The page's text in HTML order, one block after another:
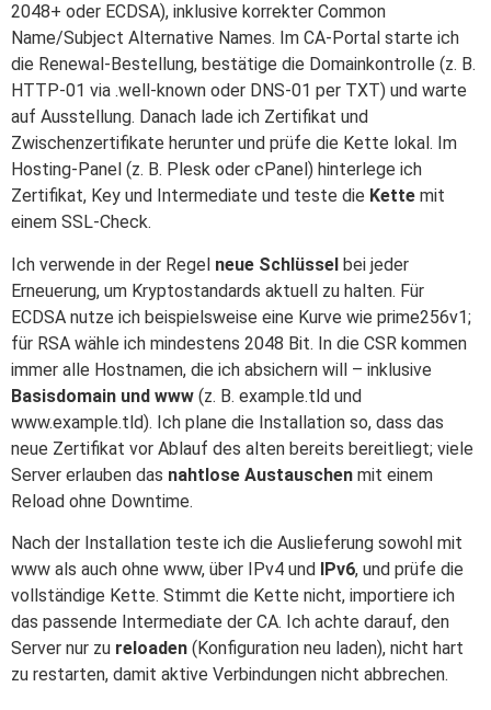
2048+ oder ECDSA), inklusive korrekter Common
Name/Subject Alternative Names. Im CA-Portal starte ich
die Renewal-Bestellung, bestätige die Domainkontrolle (z. B.
HTTP-01 via .well-known oder DNS-01 per TXT) und warte
auf Ausstellung. Danach lade ich Zertifikat und
Zwischenzertifikate herunter und prüfe die Kette lokal. Im
Hosting-Panel (z. B. Plesk oder cPanel) hinterlege ich
Zertifikat, Key und Intermediate und teste die Kette mit
einem SSL-Check.
Ich verwende in der Regel neue Schlüssel bei jeder
Erneuerung, um Kryptostandards aktuell zu halten. Für
ECDSA nutze ich beispielsweise eine Kurve wie prime256v1;
für RSA wähle ich mindestens 2048 Bit. In die CSR kommen
immer alle Hostnamen, die ich absichern will – inklusive
Basisdomain und www (z. B. example.tld und
www.example.tld). Ich plane die Installation so, dass das
neue Zertifikat vor Ablauf des alten bereits bereitliegt; viele
Server erlauben das nahtlose Austauschen mit einem
Reload ohne Downtime.
Nach der Installation teste ich die Auslieferung sowohl mit
www als auch ohne www, über IPv4 und
IPv6, und prüfe die
vollständige Kette. Stimmt die Kette nicht, importiere ich
das passende Intermediate der CA. Ich achte darauf, den
Server nur zu reloaden (Konfiguration neu laden), nicht hart
zu restarten, damit aktive Verbindungen nicht abbrechen.